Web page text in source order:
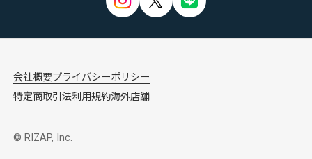
会社概要プライバシーポリシー
特定商取引法利用規約海外店舗
© RIZAP, Inc.